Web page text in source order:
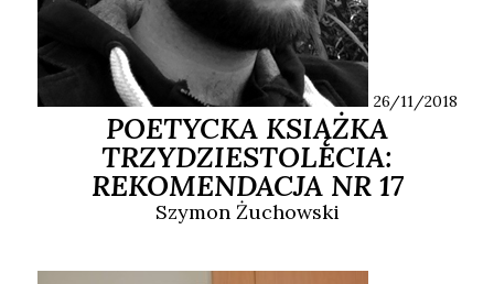
26/11/2018
POETYCKA KSIĄŻKA
TRZYDZIESTOLECIA:
REKOMENDACJA NR 17
Szymon Żuchowski